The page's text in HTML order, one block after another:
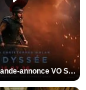
L'Odyssée Bande-annonce VO STFR